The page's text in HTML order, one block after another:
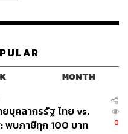
MONTH
ยบุคลากรรัฐ ไทย vs.
: พบภาษีทุก 100 บาท
0